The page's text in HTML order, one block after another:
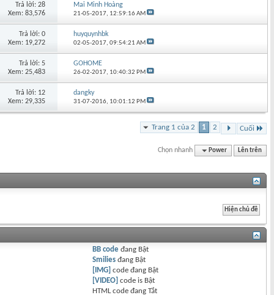
Trả lời: 28
Xem: 83,576
Mai Minh Hoàng
21-05-2017, 12:59:16 AM
Trả lời: 0
Xem: 19,272
huyquynhbk
02-05-2017,09:54:21 AM
Trả lời: 5
Xem: 25,483
GOHOME
26-02-2017, 10:40:32 PM
Trả lời: 12
Xem: 29,335
dangky
31-07-2016, 10:01:12 PM
Trang 1 của 2 1 2 Cuối
Chọn nhanh Power Lên trên
BB code đang Bật
Smilies đang Bật
[IMG] code đang Bật
[VIDEO] code is Bật
HTML code đangTắt